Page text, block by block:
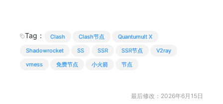
Tag： Clash Clash节点
Quantumult X
Shadowrocket
SS SSR SSR节点
V2ray
vmess
免费节点 小火箭 节点
最后修改：2026年6月15日